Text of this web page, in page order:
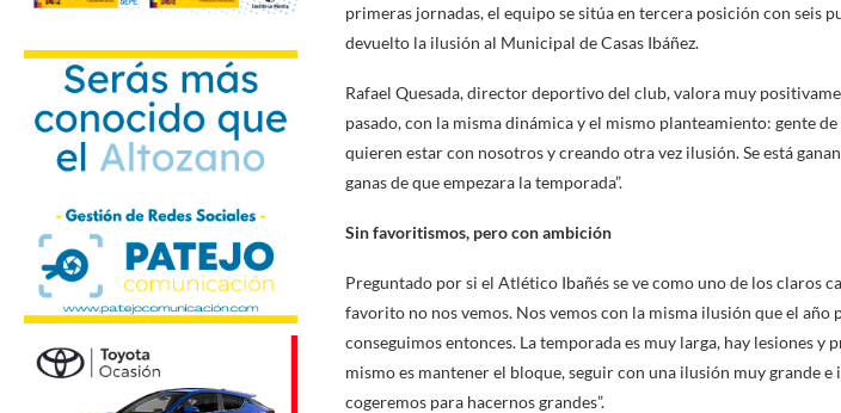
primeras jornadas, el equipo se sitúa en tercera posición con seis
devuelto la ilusión al Municipal de Casas Ibáñez.
Rafael Quesada, director deportivo del club, valora muy
pasado, con la misma dinámica y el mismo planteamiento: gente
quieren estar con nosotros y creando otra vez ilusión. Se está
ganas de que empezara la temporada”.
Sin favoritismos, pero con ambición
Preguntado por si el Atlético Ibañés se ve como uno de los claros
favorito no nos vemos. Nos vemos con la misma ilusión que el año
conseguimos entonces. La temporada es muy larga, hay lesiones
mismo es mantener el bloque, seguir con una ilusión muy grande
cogeremos para hacernos grandes”.